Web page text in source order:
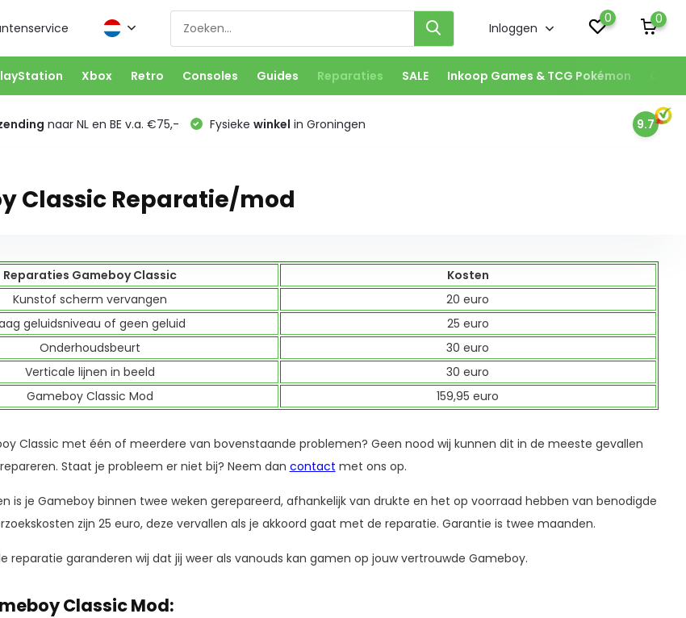
Inloggen
0 0
Xbox Retro Consoles Guides Reparaties SALE Inkoop Games & TCG Pokémon
naar NL en BE v.a. €75,- Fysieke winkel in Groningen 9.7
Classic Reparatie/mod
Reparaties Gameboy Classic
Kosten
Kunstof scherm vervangen
20 euro
geluidsniveau of geen geluid
25 euro
Onderhoudsbeurt
30 euro
Verticale lijnen in beeld
30 euro
Gameboy Classic Mod
159,95 euro
Classic met één of meerdere van bovenstaande problemen? Geen nood wij kunnen dit in de meeste gevallen
Staat je probleem er niet bij? Neem dan contact met ons op.
is je Gameboy binnen twee weken gerepareerd, afhankelijk van drukte en het op voorraad hebben van benodigde
zijn 25 euro, deze vervallen als je akkoord gaat met de reparatie. Garantie is twee maanden.
reparatie garanderen wij dat jij weer als vanouds kan gamen op jouw vertrouwde Gameboy.
Classic Mod: